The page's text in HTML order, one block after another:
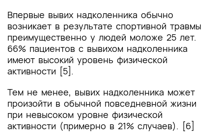
Впервые вывих надколенника обычно
возникает в результате спортивной травмы
преимущественно у людей моложе 25 лет.
66% пациентов с вывихом надколенника
имеют высокий уровень физической
активности [5].
Тем не менее, вывих надколенника может
произойти в обычной повседневной жизни
при невысоком уровне физической
активности (примерно в 21% случаев). [6]